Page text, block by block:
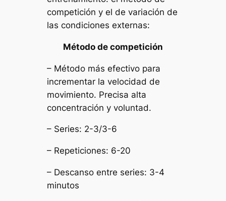
competición y el de variación de
las condiciones externas:
Método de competición
– Método más efectivo para
incrementar la velocidad de
movimiento. Precisa alta
concentración y voluntad.
– Series: 2-3/3-6
– Repeticiones: 6-20
– Descanso entre series: 3-4
minutos